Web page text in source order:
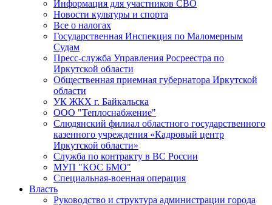
Информация для участников СВО
Новости культуры и спорта
Все о налогах
Государственная Инспекция по Маломерным
Судам
Пресс-служба Управления Росреестра по
Иркутской области
Общественная приемная губернатора Иркутской
области
УК ЖКХ г. Байкальска
ООО "Теплоснабжение"
Слюдянский филиал областного государственного
казенного учреждения «Кадровый центр
Иркутской области»
Служба по контракту в ВС России
МУП "КОС БМО"
Специальная-военная операция
Власть
Руководство и структура администрации города